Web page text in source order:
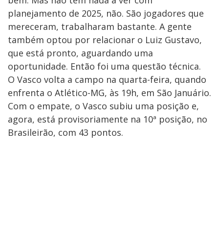
planejamento de 2025, não. São jogadores que
mereceram, trabalharam bastante. A gente
também optou por relacionar o Luiz Gustavo,
que está pronto, aguardando uma
oportunidade. Então foi uma questão técnica.
O Vasco volta a campo na quarta-feira, quando
enfrenta o Atlético-MG, às 19h, em São Januário.
Com o empate, o Vasco subiu uma posição e,
agora, está provisoriamente na 10ª posição, no
Brasileirão, com 43 pontos.